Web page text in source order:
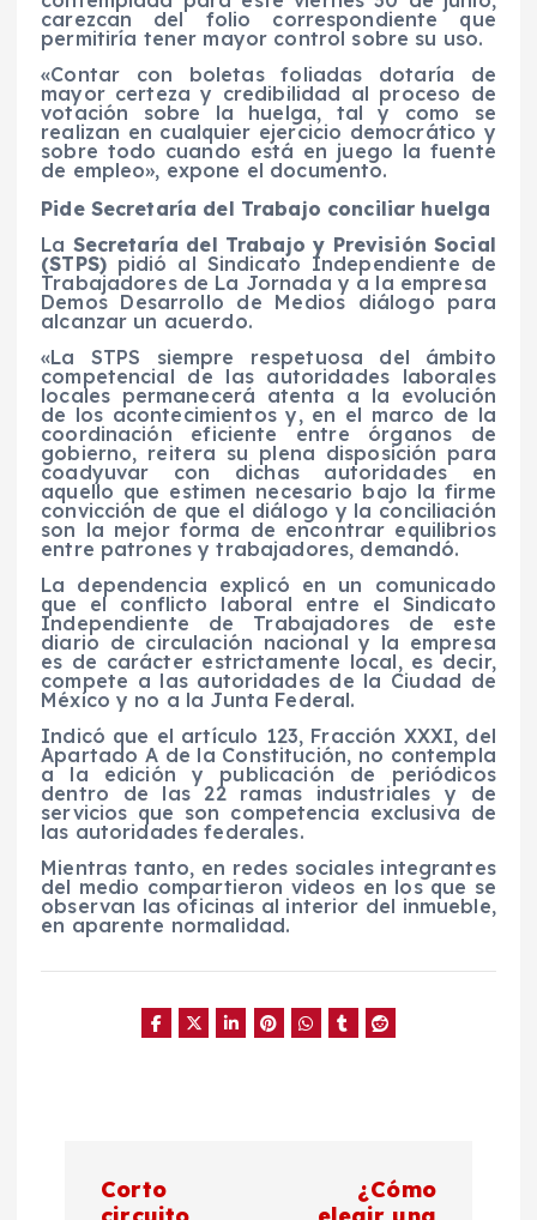
carezcan del folio correspondiente que
permitiría tener mayor control sobre su uso.
«Contar con boletas foliadas dotaría de
mayor certeza y credibilidad al proceso de
votación sobre la huelga, tal y como se
realizan en cualquier ejercicio democrático y
sobre todo cuando está en juego la fuente
de empleo», expone el documento.
Pide Secretaría del Trabajo conciliar huelga
La Secretaría del Trabajo y Previsión Social
(STPS)pidió al Sindicato Independiente de
Trabajadores de La Jornada y a la empresa
Demos Desarrollo de Medios diálogo para
alcanzar un acuerdo.
«La STPS siempre respetuosa del ámbito
competencial de las autoridades laborales
locales permanecerá atenta a la evolución
de los acontecimientos y, en el marco de la
coordinación eficiente entre órganos de
gobierno, reitera su plena disposición para
coadyuvar con dichas autoridades en
aquello que estimen necesario bajo la firme
convicción de que el diálogo y la conciliación
son la mejor forma de encontrar equilibrios
entre patrones y trabajadores, demandó.
La dependencia explicó en un comunicado
que el conflicto laboral entre el Sindicato
Independiente de Trabajadores de este
diario de circulación nacional y la empresa
es de carácter estrictamente local, es decir,
compete a las autoridades de la Ciudad de
México y no a la Junta Federal.
Indicó que el artículo 123, Fracción XXXI, del
Apartado A de la Constitución, no contempla
a la edición y publicación de periódicos
dentro de las 22 ramas industriales y de
servicios que son competencia exclusiva de
las autoridades federales.
Mientras tanto, en redes sociales integrantes
del medio compartieron videos en los que se
observan las oficinas al interior del inmueble,
en aparente normalidad.
Corto
¿Cómo